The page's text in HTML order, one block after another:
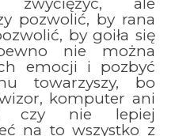
pozwolić, by rana
by goiła się
nie można
emocji i pozbyć
towarzyszy, bo
komputer ani
czy nie lepiej
na to wszystko z